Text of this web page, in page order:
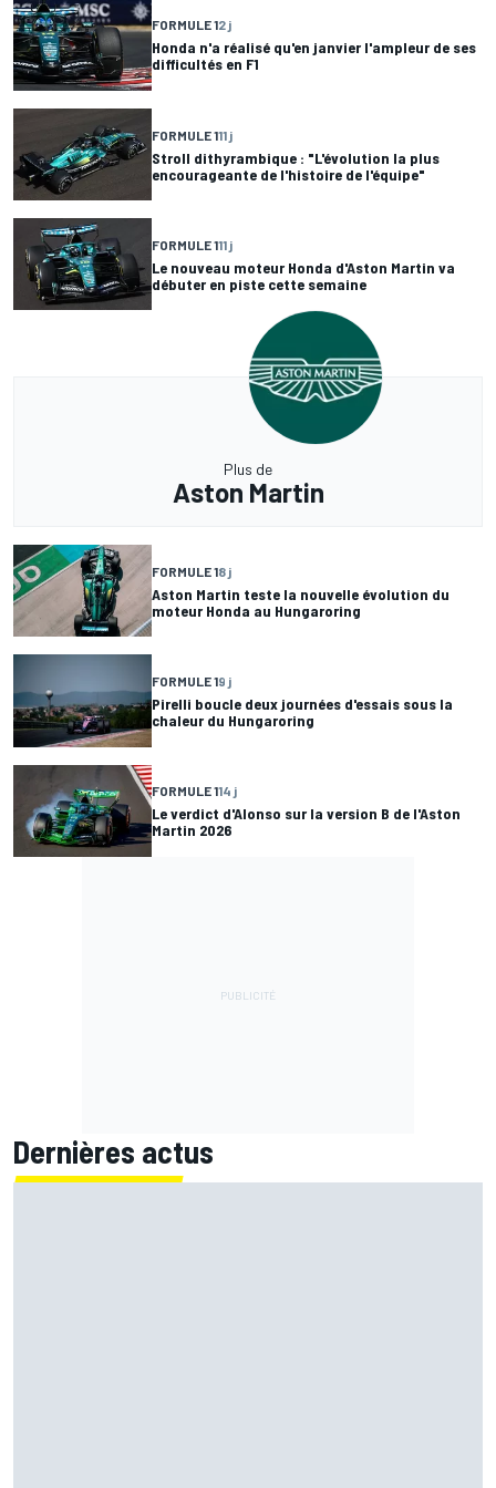
FORMULE 12 j
Honda n'a réalisé qu'en janvier l'ampleur de ses
difficultés en F1
FORMULE 111 j
Stroll dithyrambique : "L'évolution la plus
encourageante de l'histoire de l'équipe"
FORMULE 111 j
Le nouveau moteur Honda d'Aston Martin va
débuter en piste cette semaine
Plus de
Aston Martin
FORMULE 18 j
Aston Martin teste la nouvelle évolution du
moteur Honda au Hungaroring
FORMULE 19 j
Pirelli boucle deux journées d'essais sous la
chaleur du Hungaroring
FORMULE 114 j
Le verdict d'Alonso sur la version B de l'Aston
Martin 2026
Dernières actus